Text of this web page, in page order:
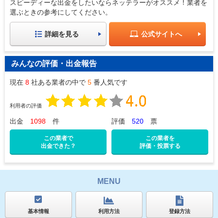
スピーディーな出金をしたいならネッテラーがオススメ！業者を
選ぶときの参考にしてください。
詳細を見る 公式サイトへ
みんなの評価・出金報告
現在 8 社ある業者の中で 5 番人気です
利用者の評価
出金 1098 件
この業者で
出金できた？
評価 520 票
この業者を
評価・投票する
MENU
基本情報 利用方法 登録方法